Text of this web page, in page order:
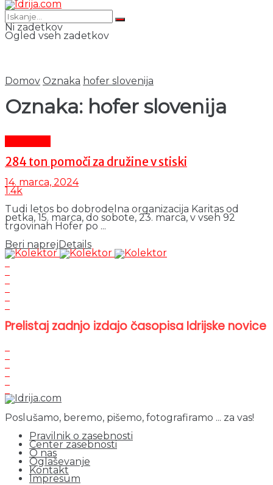
Ni zadetkov
Ogled vseh zadetkov
Domov Oznaka hofer slovenija
Oznaka: hofer slovenija
284 ton pomoči za družine v stiski
14. marca, 2024
1.4k
Tudi letos bo dobrodelna organizacija Karitas od
petka, 15. marca, do sobote, 23. marca, v vseh 92
trgovinah Hofer po ...
Beri naprej Details
Prelistaj zadnjo izdajo časopisa Idrijske novice
Poslušamo, beremo, pišemo, fotografiramo ... za vas!
Pravilnik o zasebnosti
Center zasebnosti
O nas
Oglaševanje
Kontakt
Impresum